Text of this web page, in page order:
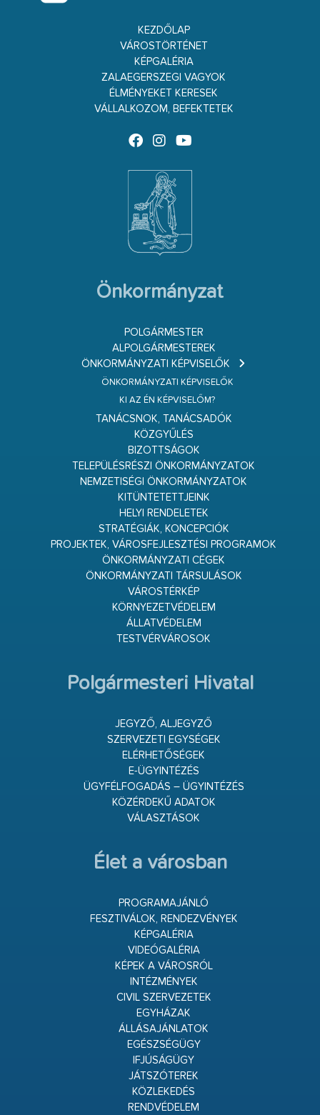
KEZDŐLAP
VÁROSTÖRTÉNET
KÉPGALÉRIA
ZALAEGERSZEGI VAGYOK
ÉLMÉNYEKET KERESEK
VÁLLALKOZOM, BEFEKTETEK
Önkormányzat
POLGÁRMESTER
ALPOLGÁRMESTEREK
ÖNKORMÁNYZATI KÉPVISELŐK
ÖNKORMÁNYZATI KÉPVISELŐK
KI AZ ÉN KÉPVISELŐM?
TANÁCSNOK, TANÁCSADÓK
KÖZGYŰLÉS
BIZOTTSÁGOK
TELEPÜLÉSRÉSZI ÖNKORMÁNYZATOK
NEMZETISÉGI ÖNKORMÁNYZATOK
KITÜNTETETTJEINK
HELYI RENDELETEK
STRATÉGIÁK, KONCEPCIÓK
PROJEKTEK, VÁROSFEJLESZTÉSI PROGRAMOK
ÖNKORMÁNYZATI CÉGEK
ÖNKORMÁNYZATI TÁRSULÁSOK
VÁROSTÉRKÉP
KÖRNYEZETVÉDELEM
ÁLLATVÉDELEM
TESTVÉRVÁROSOK
Polgármesteri Hivatal
JEGYZŐ, ALJEGYZŐ
SZERVEZETI EGYSÉGEK
ELÉRHETŐSÉGEK
E-ÜGYINTÉZÉS
ÜGYFÉLFOGADÁS – ÜGYINTÉZÉS
KÖZÉRDEKŰ ADATOK
VÁLASZTÁSOK
Élet a városban
PROGRAMAJÁNLÓ
FESZTIVÁLOK, RENDEZVÉNYEK
KÉPGALÉRIA
VIDEÓGALÉRIA
KÉPEK A VÁROSRÓL
INTÉZMÉNYEK
CIVIL SZERVEZETEK
EGYHÁZAK
ÁLLÁSAJÁNLATOK
EGÉSZSÉGÜGY
IFJÚSÁGÜGY
JÁTSZÓTEREK
KÖZLEKEDÉS
RENDVÉDELEM